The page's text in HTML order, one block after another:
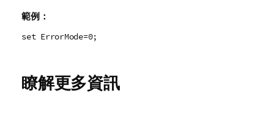
範例：
set ErrorMode=0;
瞭解更多資訊